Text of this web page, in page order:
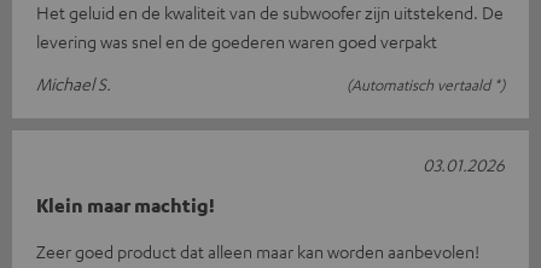
Het geluid en de kwaliteit van de subwoofer zijn uitstekend. De
levering was snel en de goederen waren goed verpakt
Michael S.
(Automatisch vertaald *)
Klein maar machtig!
Zeer goed product dat alleen maar kan worden aanbevolen!
03.01.2026